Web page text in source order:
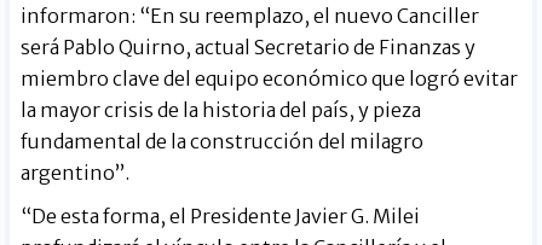
informaron: “En su reemplazo, el nuevo Canciller
será Pablo Quirno, actual Secretario de Finanzas y
miembro clave del equipo económico que logró evitar
la mayor crisis de la historia del país, y pieza
fundamental de la construcción del milagro
argentino”.
“De esta forma, el Presidente Javier G. Milei